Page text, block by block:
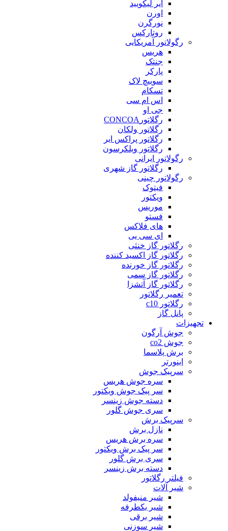
ایر لیکویید
اورن
نورگرن
روتارکس
رگولاتور آمریکایی
هریس
جنتک
پارکر
سوییچ لاک
تسکام
اس ام سی
جی او
رگلاتورCONCOA
رگلاتور ولکان
رگلاتور پراکس ایر
رگلاتور ویلکرسون
رگولاتور ایرانی
رگلاتور گاز شهری
رگولاتور چینی
فیتوک
ویکتور
موریس
فستو
های فلاکس
ای سی یی
رگلاتور گاز خنثی
رگلاتور گاز اکسید کننده
رگلاتور گاز خورنده
رگلاتور گاز سمی
رگلاتور گاز آتشزا
تعمیر رگلاتور
رگلاتور c10
پانل گاز
تجهیزات
جوش آرگون
جوش co2
برش پلاسما
اینورتر
سرپیک جوش
سره جوش هریس
سر پیک جوش ویکتور
دسته جوش زینسر
سری جوش گلور
سرپیک برش
نازل برش
سره برش هریس
سر پیک برش ویکتور
سری برش گلور
دسته برش زینسر
فیلتر رگلاتور
شیر آلات
شیر منیفولد
شیر یکطرفه
شیر برقی
شیر سوزنی